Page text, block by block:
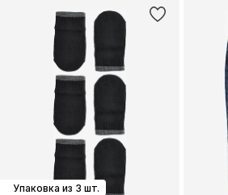
Упаковка из 3 шт.